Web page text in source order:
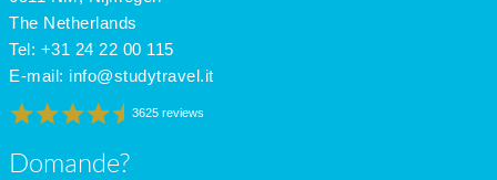
The Netherlands
Tel: +31 24 22 00 115
E-mail: info@studytravel.it
3625 reviews
Domande?